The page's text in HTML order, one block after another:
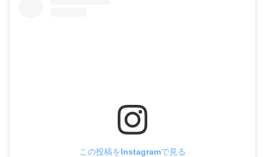
この投稿をInstagramで見る